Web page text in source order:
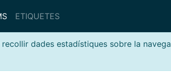
ETIQUETES
dades estadístiques sobre la